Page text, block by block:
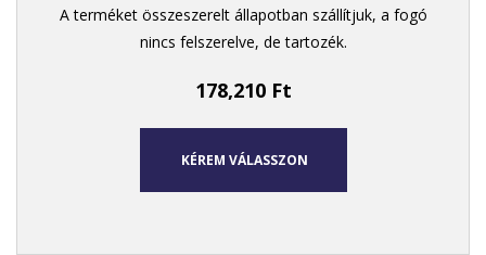
A terméket összeszerelt állapotban szállítjuk, a fogó
nincs felszerelve, de tartozék.
178,210 Ft
KÉREM VÁLASSZON